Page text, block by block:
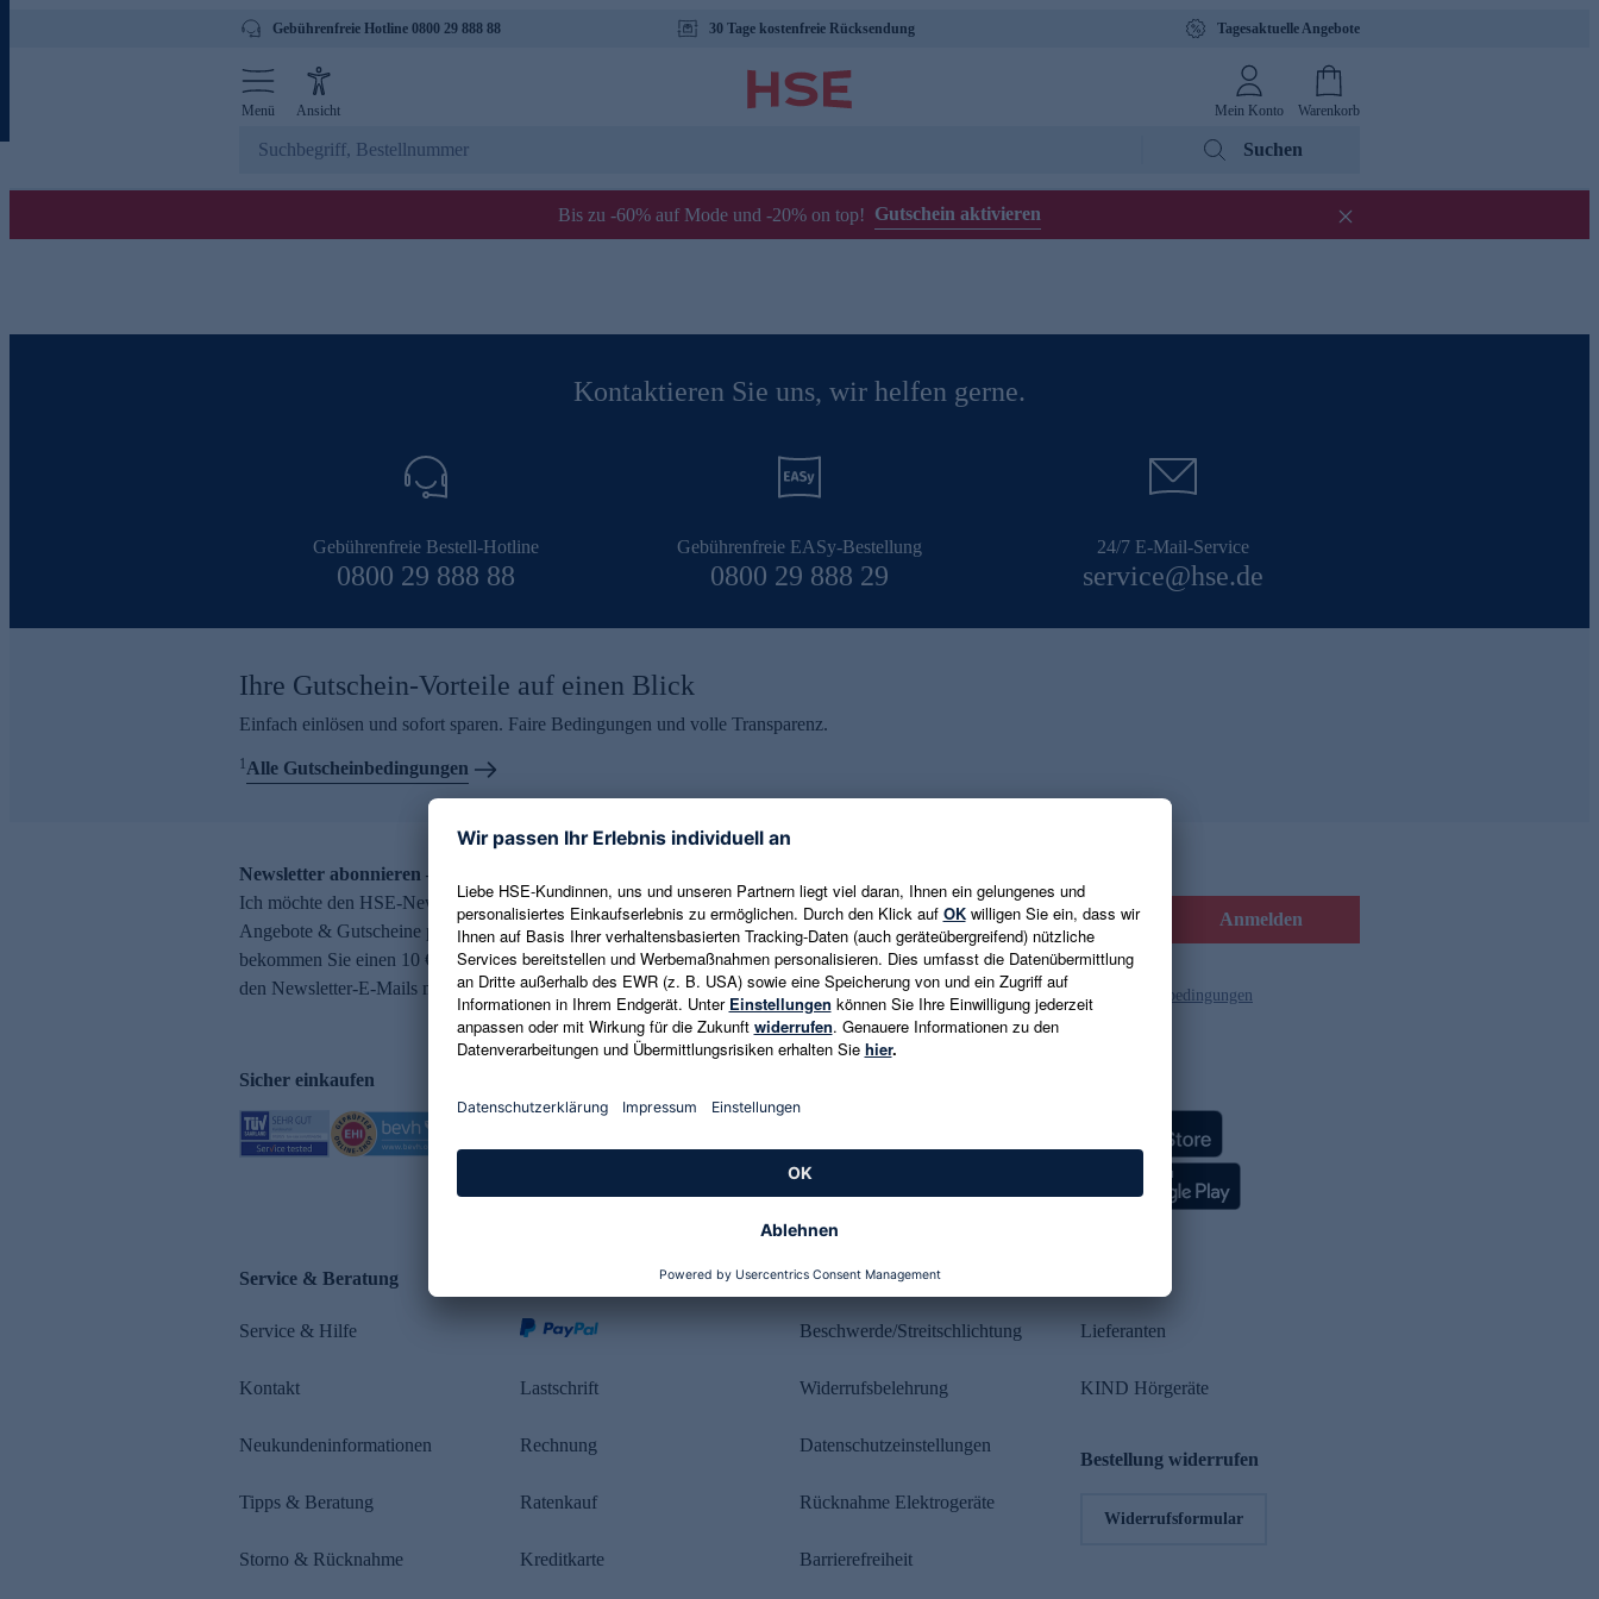
Gebührenfreie Hotline 0800 29 888 88 30 Tage kostenfreie Rücksendung Tagesaktuelle Angebote
Menü Ansicht Mein Konto Warenkorb
Suchen
Bis zu -60% auf Mode und -20% on top! Gutschein aktivieren
Kontaktieren Sie uns, wir helfen gerne.
Gebührenfreie Bestell-Hotline
0800 29 888 88
Gebührenfreie EASy-Bestellung
0800 29 888 29
24/7 E-Mail-Service
service@hse.de
Ihre Gutschein-Vorteile auf einen Blick
Einfach einlösen und sofort sparen. Faire Bedingungen und volle Transparenz.
1Alle Gutscheinbedingungen
Newsletter abonnieren – 10 € Gutschein erhalten
Ich möchte den HSE-Newsletter abonnieren und aktuelle Trends,
Angebote & Gutscheine per E-Mail erhalten. Als Dankeschön
bekommen Sie einen 10 € Gutschein. Eine Abmeldung ist jederzeit in
den Newsletter-E-Mails möglich.
E-Mail-Adresse eingeben Anmelden
Es gelten die Datenschutzrichtlinien und die Gutscheinbedingungen
Sicher einkaufen
Service & Beratung
Service & Hilfe
Kontakt
Neukundeninformationen
Tipps & Beratung
Storno & Rücknahme
Lastschrift
Rechnung
Ratenkauf
Kreditkarte
Rechtliches
Beschwerde/Streitschlichtung
Widerrufsbelehrung
Datenschutzeinstellungen
Rücknahme Elektrogeräte
Barrierefreiheit
Lieferanten
KIND Hörgeräte
Bestellung widerrufen
Widerrufsformular